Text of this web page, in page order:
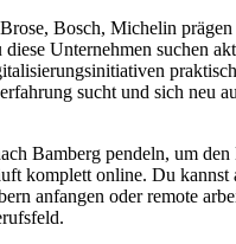
Bosch, Michelin
diese Unternehmen suchen
sucht und sich neu
Bamberg pendeln, um den
komplett online. Du kannst
anfangen oder remote